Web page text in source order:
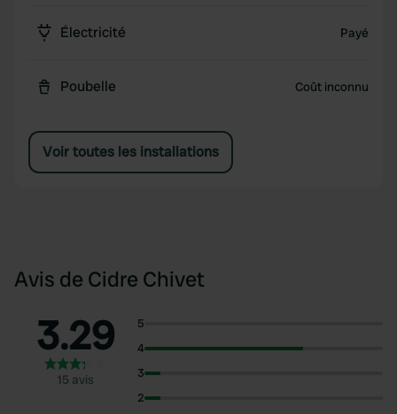
Électricité Payé
Poubelle Coût inconnu
Voir toutes les installations
Avis de Cidre Chivet
3.29
15 avis
5
4
3
2